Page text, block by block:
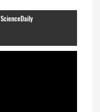
ScienceDaily